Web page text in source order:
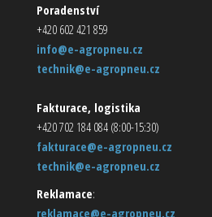
Poradenství
+420 602 421 859
info@e-agropneu.cz
technik@e-agropneu.cz
Fakturace, logistika
+420 702 184 084 (8:00-15:30)
fakturace@e-agropneu.cz
technik@e-agropneu.cz
Reklamace:
reklamace@e-agropneu.cz